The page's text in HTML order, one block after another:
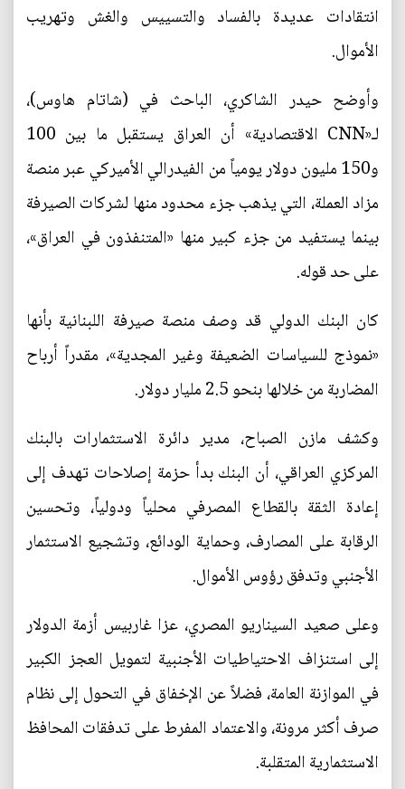
انتقادات عديدة بالفساد والتسييس والغش وتهريب
الأموال.
وأوضح حيدر الشاكري، الباحث في (شاتام هاوس)،
لـ«CNN الاقتصادية» أن العراق يستقبل ما بين 100
و150 مليون دولار يومياً من الفيدرالي الأميركي عبر منصة
مزاد العملة، التي يذهب جزء محدود منها لشركات الصيرفة
بينما يستفيد من جزء كبير منها «المتنفذون في العراق»،
على حد قوله.
كان البنك الدولي قد وصف منصة صيرفة اللبنانية بأنها
«نموذج للسياسات الضعيفة وغير المجدية»، مقدراً أرباح
المضاربة من خلالها بنحو 2.5 مليار دولار.
وكشف مازن الصباح، مدير دائرة الاستثمارات بالبنك
المركزي العراقي، أن البنك بدأ حزمة إصلاحات تهدف إلى
إعادة الثقة بالقطاع المصرفي محلياً ودولياً، وتحسين
الرقابة على المصارف، وحماية الودائع، وتشجيع الاستثمار
الأجنبي وتدفق رؤوس الأموال.
وعلى صعيد السيناريو المصري، عزا غاربيس أزمة الدولار
إلى استنزاف الاحتياطيات الأجنبية لتمويل العجز الكبير
في الموازنة العامة، فضلاً عن الإخفاق في التحول إلى نظام
صرف أكثر مرونة، والاعتماد المفرط على تدفقات المحافظ
الاستثمارية المتقلبة.